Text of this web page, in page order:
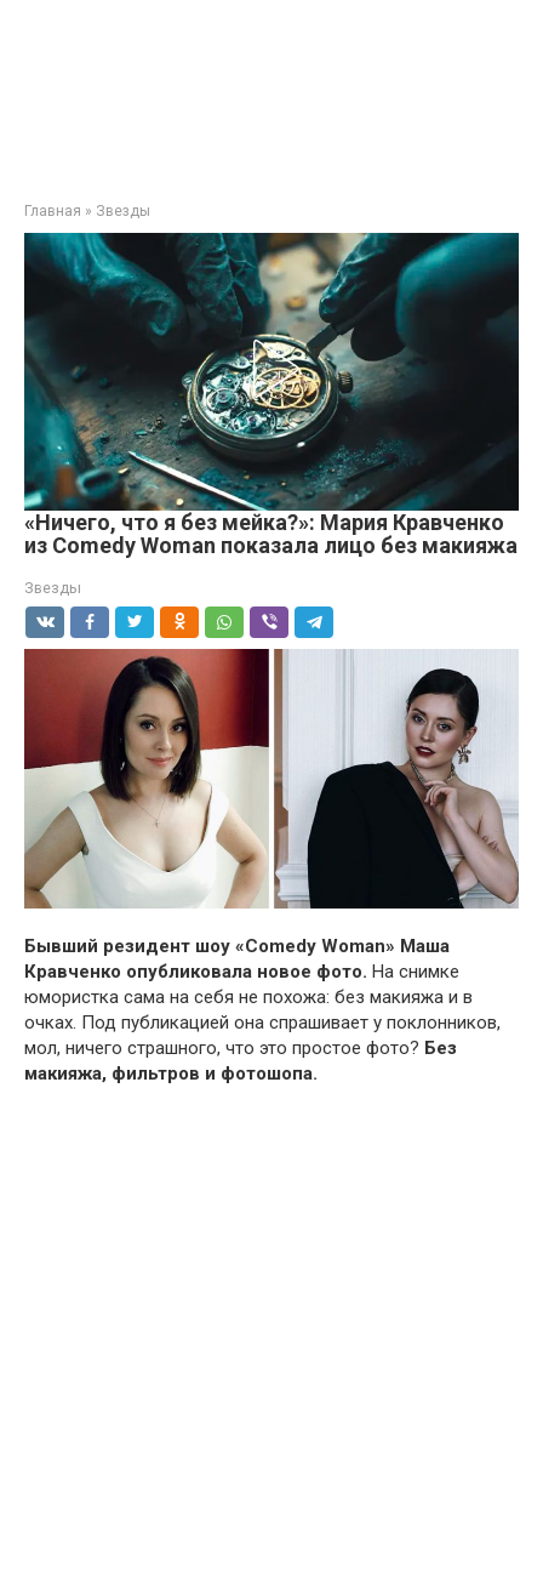
Главная » Звезды
«Ничего, что я без мейка?»: Мария Кравченко
из Comedy Woman показала лицо без макияжа
Звезды
Бывший резидент шоу «Comedy Woman» Маша
Кравченко опубликовала новое фото. На снимке
юмористка сама на себя не похожа: без макияжа и в
очках. Под публикацией она спрашивает у поклонников,
мол, ничего страшного, что это простое фото? Без
макияжа, фильтров и фотошопа.